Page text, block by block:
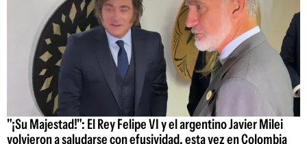
"¡Su Majestad!": El Rey Felipe VI y el argentino Javier Milei
volvieron a saludarse con efusividad, esta vez en Colombia